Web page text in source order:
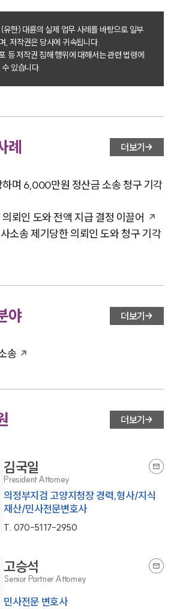
스레터/브로슈어
세미나
한) 대륜의 실제 업무 사례를 바탕으로 일부
, 저작권은 당사에 귀속됩니다.
등 저작권 침해 행위에 대해서는 관련 법령에
있습니다.
례 더보기
하며 6,000만원 정산금 소송 청구 기각
뢰인 도와 전액 지급 결정 이끌어
소송 제기당한 의뢰인 도와 청구 기각
야 더보기
송
더보기
김국일
President Attorney
의정부지검 고양지청장 경력,형사/지식
재산/민사전문변호사
T. 070-5117-2950
고승석
Senior Partner Attorney
민사전문 변호사